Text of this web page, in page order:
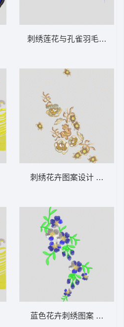
刺绣莲花与孔雀羽毛图案
刺绣花卉图案设计 靓花 汉
蓝色花卉刺绣图案 靓花 汉